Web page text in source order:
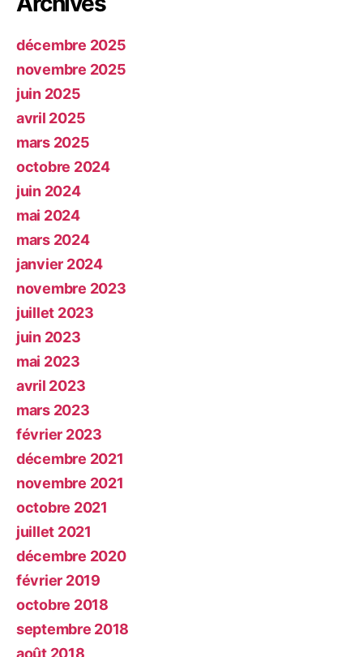
décembre 2025
novembre 2025
juin 2025
avril 2025
mars 2025
octobre 2024
juin 2024
mai 2024
mars 2024
janvier 2024
novembre 2023
juillet 2023
juin 2023
mai 2023
avril 2023
mars 2023
février 2023
décembre 2021
novembre 2021
octobre 2021
juillet 2021
décembre 2020
février 2019
octobre 2018
septembre 2018
août 2018